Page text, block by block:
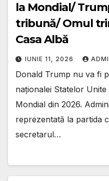
la Mondial/
tribună/ Omul
Casa Albă
IUNIE 11, 2026
Donald Trump nu va fi
naționalei Statelor
Mondial din 2026.
reprezentată la partida
secretarul…